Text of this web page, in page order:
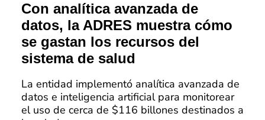
Con analítica avanzada de
datos, la ADRES muestra cómo
se gastan los recursos del
sistema de salud
La entidad implementó analítica avanzada de
datos e inteligencia artificial para monitorear
el uso de cerca de $116 billones destinados a